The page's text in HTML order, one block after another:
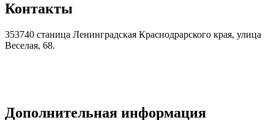
Контакты
353740 станица Ленинградская Краснодрарского края, улица
Веселая, 68.
Дополнительная информация